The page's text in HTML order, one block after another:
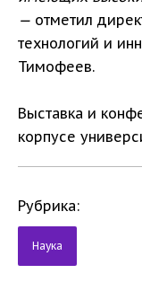
— отметил
технологий и
Тимофеев.
Выставка и
корпусе
Рубрика:
Наука